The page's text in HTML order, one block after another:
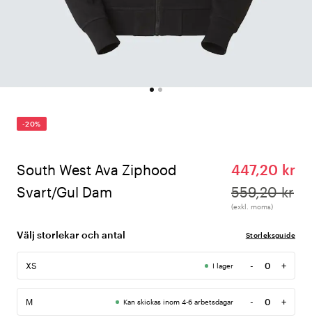
-20%
South West Ava Ziphood
Svart/Gul Dam
447,20 kr
559,20 kr
(exkl. moms)
Välj storlekar och antal Storleksguide
XS I lager -
Antal
+
M Kan skickas inom 4-6 arbetsdagar -
Antal
+